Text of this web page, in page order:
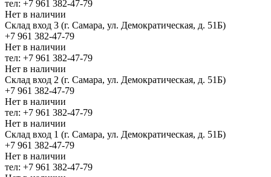
тел: +7 961 382-47-79
Нет в наличии
Склад вход 3 (г. Самара, ул. Демократическая, д. 51Б)
+7 961 382-47-79
Нет в наличии
тел: +7 961 382-47-79
Нет в наличии
Склад вход 2 (г. Самара, ул. Демократическая, д. 51Б)
+7 961 382-47-79
Нет в наличии
тел: +7 961 382-47-79
Нет в наличии
Склад вход 1 (г. Самара, ул. Демократическая, д. 51Б)
+7 961 382-47-79
Нет в наличии
тел: +7 961 382-47-79